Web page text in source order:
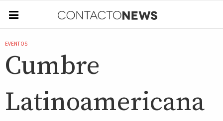
EVENTOS
Cumbre
Latinoamericana